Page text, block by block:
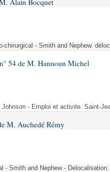
lois
Alain Bocquet
chirurgical - Smith and Nephew.
54 de M. Hannoun Michel
Johnson - Emploi et activite. Saint-
M. Auchedé Rémy
- Smith and Nephew -